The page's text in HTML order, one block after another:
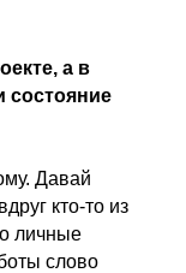
а в
состояние
Давай
кто-то из
личные
слово